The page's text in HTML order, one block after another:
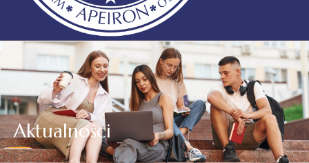
Aktualności